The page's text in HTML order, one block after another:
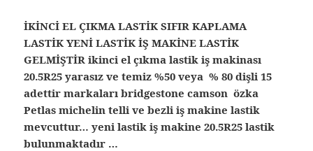
İKİNCİ EL ÇIKMA LASTİK SIFIR KAPLAMA
LASTİK YENİ LASTİK İŞ MAKİNE LASTİK
GELMİŞTİR ikinci el çıkma lastik iş makinası
20.5R25 yarasız ve temiz %50 veya % 80 dişli 15
adettir markaları bridgestone camson özka
Petlas michelin telli ve bezli iş makine lastik
mevcuttur… yeni lastik iş makine 20.5R25 lastik
bulunmaktadır …